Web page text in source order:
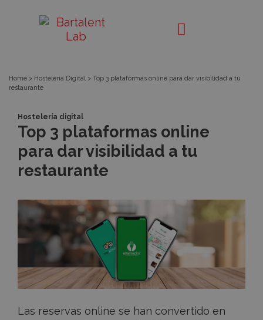
Top
plataformas
para
dar
tu
restaurante
Bartalent
Lab
Home > Hosteleria Digital > Top 3 plataformas online para dar visibilidad a tu
restaurante
Hostelería digital
Top 3 plataformas online
para dar visibilidad a tu
restaurante
Las reservas online se han convertido en